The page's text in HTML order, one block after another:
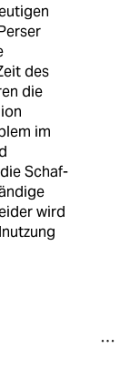
des
die
im
Schaf-
wird